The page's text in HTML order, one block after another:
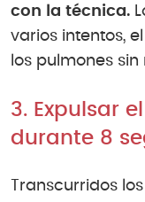
con la técnica.
varios intentos,
los pulmones
3. Expulsar
durante 8
Transcurridos